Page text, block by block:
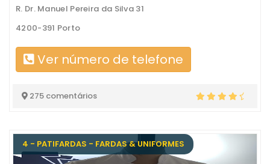
R. Dr. Manuel Pereira da Silva 31
4200-391 Porto
Ver número de telefone
275 comentários
4 - PATIFARDAS - FARDAS & UNIFORMES